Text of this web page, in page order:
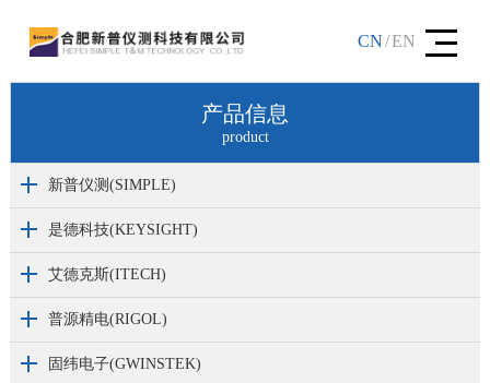
CN/EN
产品信息
product
新普仪测(SIMPLE)
是德科技(KEYSIGHT)
艾德克斯(ITECH)
普源精电(RIGOL)
固纬电子(GWINSTEK)